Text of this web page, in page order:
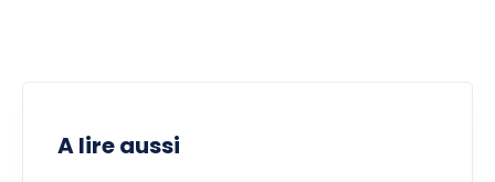
A lire aussi